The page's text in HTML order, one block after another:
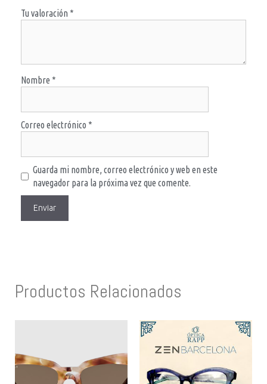
Tu valoración *
Nombre *
Correo electrónico *
Guarda mi nombre, correo electrónico y web en este
navegador para la próxima vez que comente.
Productos Relacionados